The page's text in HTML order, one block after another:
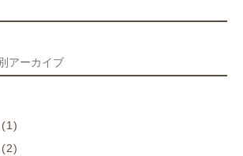
アーカイブ